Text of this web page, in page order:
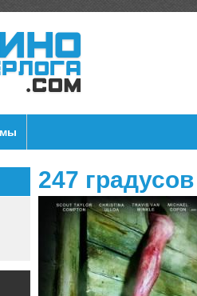
247